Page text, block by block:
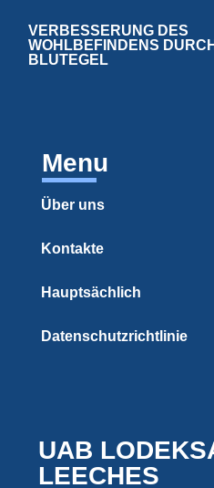
VERBESSERUNG DES
WOHLBEFINDENS DURCH
BLUTEGEL
Menu
Über uns
Kontakte
Hauptsächlich
Datenschutzrichtlinie
UAB
LEECHES